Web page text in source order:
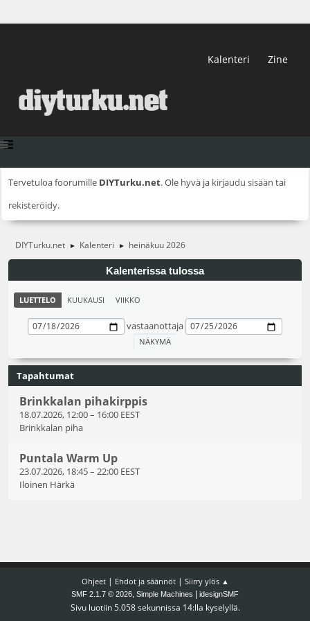
Kalenteri Zine
Tervetuloa foorumille DIYTurku.net. Ole hyvä ja kirjaudu sisään tai
rekisteröidy.
DIYTurku.net ► Kalenteri ► heinäkuu 2026
Kalenterissa tulossa
LUETTELO KUUKAUSI VIIKKO
vastaanottaja
Tapahtumat
Brinkkalan pihakirppis
18.07.2026, 12:00– 16:00 EEST
Brinkkalan piha
Puntala Warm Up
23.07.2026, 18:45– 22:00 EEST
Iloinen Härkä
Ohjeet| Ehdot ja säännöt| Siirry ylös ▲
SMF 2.1.7 © 2026, Simple Machines idesignSMF
Sivu luotiin 5.058 sekunnissa 14:lla kyselyllä.